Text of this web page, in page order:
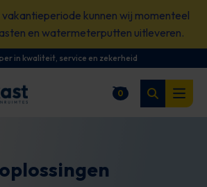
kunnen wij momenteel
en watermeterputten uitleveren.
in kwaliteit, service en zekerheid
0
Winkelwagen
Zoeken
Open